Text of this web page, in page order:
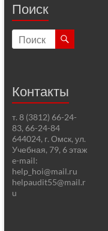
Поиск
Контакты
т. 8 (3812) 66-24-
83, 66-24-84
644024, г. Омск, ул.
Учебная, 79, 6 этаж
e-mail:
help_hoi@mail.ru
helpaudit55@mail.r
u